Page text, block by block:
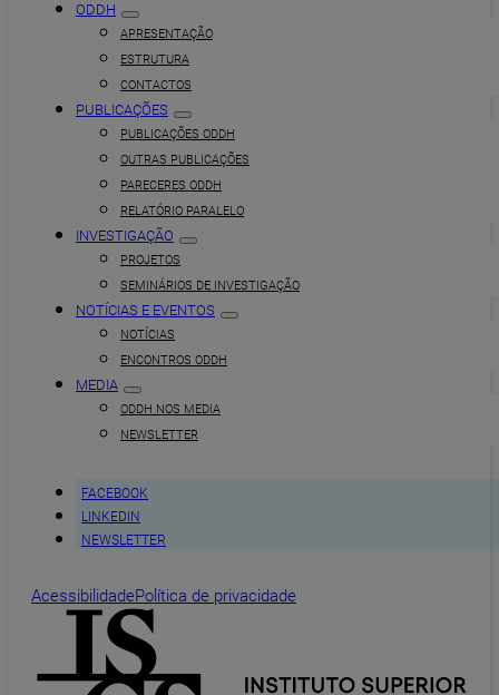
ODDH
APRESENTAÇÃO
ESTRUTURA
CONTACTOS
PUBLICAÇÕES
PUBLICAÇÕES ODDH
OUTRAS PUBLICAÇÕES
PARECERES ODDH
RELATÓRIO PARALELO
INVESTIGAÇÃO
PROJETOS
SEMINÁRIOS DE INVESTIGAÇÃO
NOTÍCIAS E EVENTOS
NOTÍCIAS
ENCONTROS ODDH
MEDIA
ODDH NOS MEDIA
NEWSLETTER
FACEBOOK
LINKEDIN
NEWSLETTER
AcessibilidadePolítica de privacidade